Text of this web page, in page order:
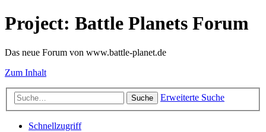
Project: Battle Planets Forum
Das neue Forum von www.battle-planet.de
Zum Inhalt
Suche Erweiterte Suche
Schnellzugriff